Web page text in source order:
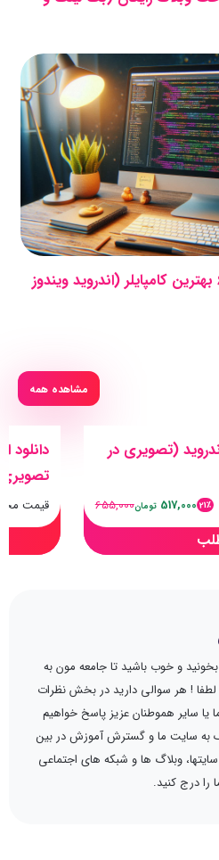
و خوب باشید تا جامعه مون به
! هر سوالی دارید در بخش نظرات
یا سایر هموطنان عزیز پاسخ خواهیم
به سایت ما و گسترش آموزش در بین
وبلاگ ها و شبکه های اجتماعی
را درج کنید.
کامپایلر پایتون چیست؟ 6 بهترین کامپایلر (اندروید ویندوز
مشاهده همه
(تصویری در
21٪ 517,000 تومان655,000
تصویری
قیمت